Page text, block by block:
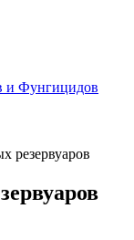
и Фунгицидов
резервуаров